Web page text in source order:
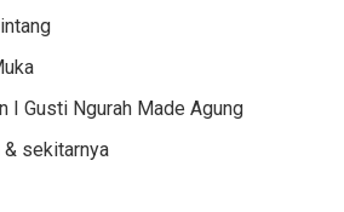
I Gusti Ngurah Made Agung
& sekitarnya